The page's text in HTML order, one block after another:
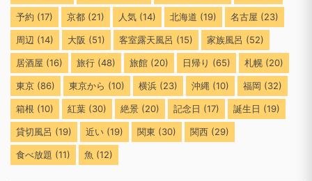
予約 (17) 京都 (21) 人気 (14) 北海道 (19) 名古屋 (23)
周辺 (14) 大阪 (51) 客室露天風呂 (15) 家族風呂 (52)
居酒屋 (16) 旅行 (48) 旅館 (20) 日帰り (65) 札幌 (20)
東京 (86) 東京から (10) 横浜 (23) 沖縄 (10) 福岡 (32)
箱根 (10) 紅葉 (30) 絶景 (20) 記念日 (17) 誕生日 (19)
貸切風呂 (19) 近い (19) 関東 (30) 関西 (29)
食べ放題 (11) 魚 (12)